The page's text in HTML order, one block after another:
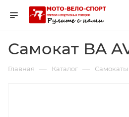
Самокат BA
Главная — Каталог — Самокаты